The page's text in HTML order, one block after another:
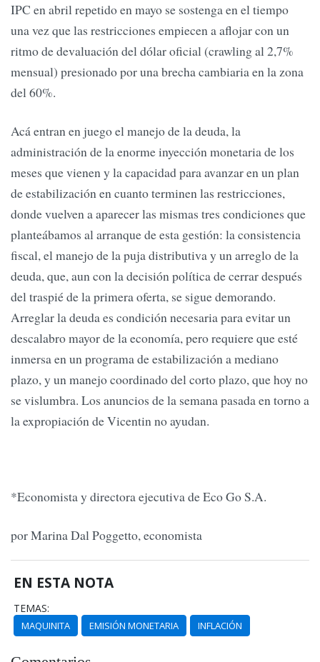
IPC en abril repetido en mayo se sostenga en el tiempo
una vez que las restricciones empiecen a aflojar con un
ritmo de devaluación del dólar oficial (crawling al 2,7%
mensual) presionado por una brecha cambiaria en la zona
del 60%.
Acá entran en juego el manejo de la deuda, la
administración de la enorme inyección monetaria de los
meses que vienen y la capacidad para avanzar en un plan
de estabilización en cuanto terminen las restricciones,
donde vuelven a aparecer las mismas tres condiciones que
planteábamos al arranque de esta gestión: la consistencia
fiscal, el manejo de la puja distributiva y un arreglo de la
deuda, que, aun con la decisión política de cerrar después
del traspié de la primera oferta, se sigue demorando.
Arreglar la deuda es condición necesaria para evitar un
descalabro mayor de la economía, pero requiere que esté
inmersa en un programa de estabilización a mediano
plazo, y un manejo coordinado del corto plazo, que hoy no
se vislumbra. Los anuncios de la semana pasada en torno a
la expropiación de Vicentin no ayudan.
*Economista y directora ejecutiva de Eco Go S.A.
por Marina Dal Poggetto, economista
EN ESTA NOTA
TEMAS:
MAQUINITA EMISIÓN MONETARIA INFLACIÓN